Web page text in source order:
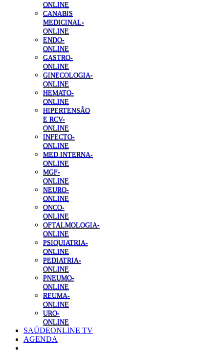
ONLINE
CANABIS
MEDICINAL-
ONLINE
ENDO-
ONLINE
GASTRO-
ONLINE
GINECOLOGIA-
ONLINE
HEMATO-
ONLINE
HIPERTENSÃO
E RCV-
ONLINE
INFECTO-
ONLINE
MED.INTERNA-
ONLINE
MGF-
ONLINE
NEURO-
ONLINE
ONCO-
ONLINE
OFTALMOLOGIA-
ONLINE
PSIQUIATRIA-
ONLINE
PEDIATRIA-
ONLINE
PNEUMO-
ONLINE
REUMA-
ONLINE
URO-
ONLINE
SAÚDEONLINE TV
AGENDA